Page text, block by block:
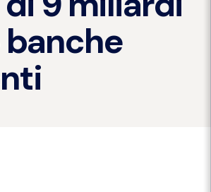
banche